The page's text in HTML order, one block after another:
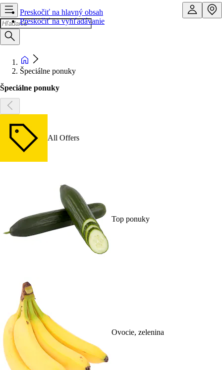
Preskočiť na hlavný obsah
Preskočiť na vyhľadávanie
Špeciálne ponuky
Špeciálne ponuky
All Offers
Top ponuky
Ovocie, zelenina